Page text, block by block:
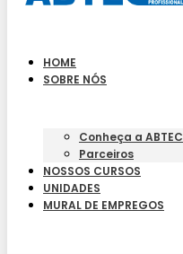
HOME
SOBRE NÓS
Conheça a ABTEC
Parceiros
NOSSOS CURSOS
UNIDADES
MURAL DE EMPREGOS